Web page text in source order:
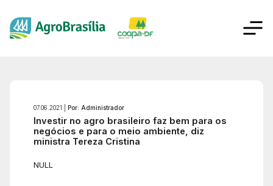
07.06.2021 | Por: Administrador
Investir no agro brasileiro faz bem para os
negócios e para o meio ambiente, diz
ministra Tereza Cristina
NULL